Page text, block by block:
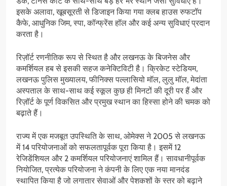
इसके अलावा, खूबसूरती से डिजाइन किया गया क्लब हाउस रुफटॉप
कैफे, आधुनिक जिम, स्पा, कॉन्फ्रेंस हॉल और कई अन्य सुविधाएं प्रदान
करता है।
रिज़ॉर्ट रणनीतिक रूप से स्थित है और लखनऊ के बिजनेस और
कमर्शियल हब से इसकी सहज कनेक्टिविटी है। क्रिकेट स्टेडियम,
लखनऊ पुलिस मुख्यालय, फीनिक्स पल्लासियो मॉल, लुलु मॉल, मेदांता
अस्पताल के साथ-साथ कई स्कूल कुछ ही मिनटों की दूरी पर हैं और
रिज़ॉर्ट के पूर्ण विकसित और प्रमुख स्थान का हिस्सा होने की चमक को
बढ़ाते हैं।
राज्य में एक मजबूत उपस्थिति के साथ, ओमेक्स ने 2005 से लखनऊ
में 14 परियोजनाओं को सफलतापूर्वक पूरा किया है। इसमें 12
रेजिडेंशियल और 2 कमर्शियल परियोजनाएं शामिल हैं। सावधानीपूर्वक
नियोजित, प्रत्येक परियोजना ने कंपनी के लिए एक नया मानदंड
स्थापित किया है जो लगातार सेवाओं और पेशकशों के स्तर को बढ़ाने